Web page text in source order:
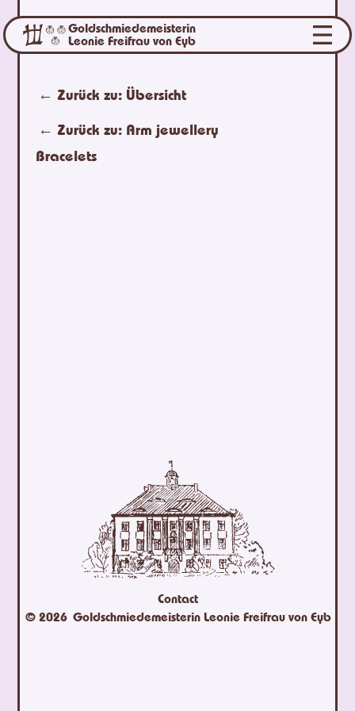
Goldschmiedemeisterin
Leonie Freifrau von Eyb
← Zurück zu: Übersicht
← Zurück zu: Arm jewellery
Bracelets
Contact
© 2026 Goldschmiedemeisterin Leonie Freifrau von Eyb